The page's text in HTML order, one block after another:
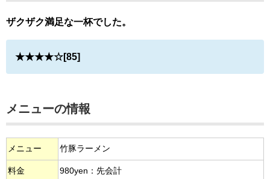
ザクザク満足な一杯でした。
★★★★☆[85]
メニューの情報
メニュー 竹豚ラーメン
料金 980yen：先会計